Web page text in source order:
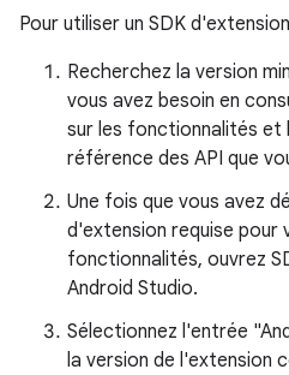
Pour utiliser un SDK
Recherchez la version
vous avez besoin en
sur les fonctionnalités et
référence des API que
Une fois que vous avez
d'extension requise pour
fonctionnalités, ouvrez
Android Studio.
Sélectionnez l'entrée
la version de l'extension